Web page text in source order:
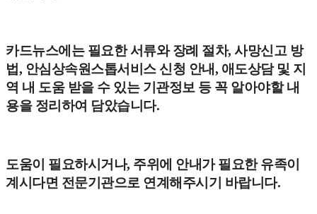
카드뉴스에는 필요한 서류와 장례 절차, 사망신고 방
법, 안심상속원스톱서비스 신청 안내, 애도상담 및 지
역 내 도움 받을 수 있는 기관정보 등 꼭 알아야할 내
용을 정리하여 담았습니다.
도움이 필요하시거나, 주위에 안내가 필요한 유족이
계시다면 전문기관으로 연계해주시기 바랍니다.